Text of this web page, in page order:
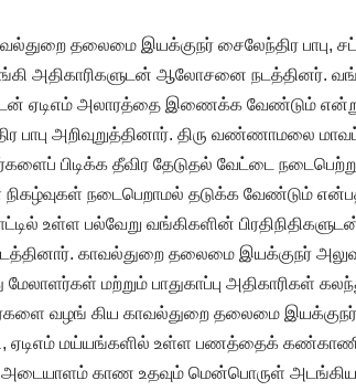
தலைமை இயக்குநர் சைலேந்திர பாபு,
அதிகாரிகளுடன் ஆலோசனை நடத்தினர்.
ஏடிஎம் அலாரத்தை இணைக்க வேண்டும் என்று
அறிவுறுத்தினார். திரு வண்ணாமலை
பிடிக்க தீவிர தேடுதல் வேட்டை நடைபெற்று
நடைபெறாமல் தடுக்க வேண்டும்
உள்ள பல்வேறு வங்கிகளின்
காவல்துறை தலைமை இயக்குநர்
மற்றும் பாதுகாப்பு அதிகாரிகள்
வழங் கிய காவல்துறை தலைமை
ஏடிஎம் மய்யங்களில் உள்ள பணத்தைக்
அடையாளம் காண உதவும் மென்பொருள்